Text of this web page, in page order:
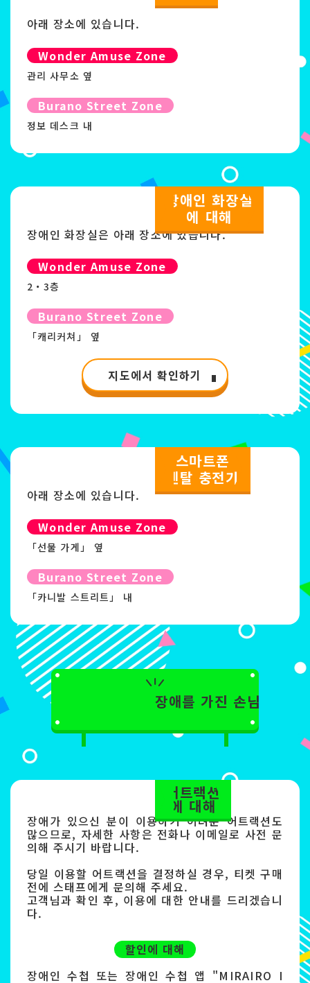
아래 장소에 있습니다.
Wonder Amuse Zone
관리 사무소 옆
Burano Street Zone
정보 데스크 내
장애인 화장실
에 대해
장애인 화장실은 아래 장소에 있습니다.
Wonder Amuse Zone
2・3층
Burano Street Zone
「캐리커쳐」 옆
지도에서 확인하기
스마트폰
렌탈 충전기
아래 장소에 있습니다.
Wonder Amuse Zone
「선물 가게」 옆
Burano Street Zone
「카니발 스트리트」 내
장애를 가진 손님
어트랙션
에 대해
장애가 있으신 분이 이용하기 어려운 어트랙션도
많으므로, 자세한 사항은 전화나 이메일로 사전 문
의해 주시기 바랍니다.
당일 이용할 어트랙션을 결정하실 경우, 티켓 구매
전에 스태프에게 문의해 주세요.
고객님과 확인 후, 이용에 대한 안내를 드리겠습니
다.
할인에 대해
장애인 수첩 또는 장애인 수첩 앱 "MIRAIRO I